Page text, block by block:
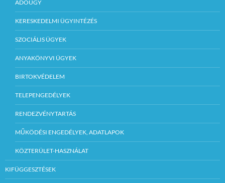
ADÓÜGY
KERESKEDELMI ÜGYINTÉZÉS
SZOCIÁLIS ÜGYEK
ANYAKÖNYVI ÜGYEK
BIRTOKVÉDELEM
TELEPENGEDÉLYEK
RENDEZVÉNYTARTÁS
MŰKÖDÉSI ENGEDÉLYEK, ADATLAPOK
KÖZTERÜLET-HASZNÁLAT
KIFÜGGESZTÉSEK